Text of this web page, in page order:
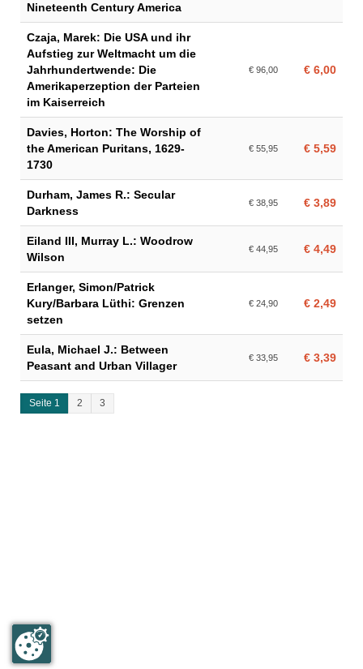
Nineteenth Century America
Czaja, Marek: Die USA und ihr
Aufstieg zur Weltmacht um die
Jahrhundertwende: Die
Amerikaperzeption der Parteien
im Kaiserreich
€ 96,00 € 6,00
Davies, Horton: The Worship of
the American Puritans, 1629-
1730
€ 55,95 € 5,59
Durham, James R.: Secular
Darkness
€ 38,95 € 3,89
Eiland III, Murray L.: Woodrow
Wilson
€ 44,95 € 4,49
Erlanger, Simon/Patrick
Kury/Barbara Lüthi: Grenzen
setzen
€ 24,90 € 2,49
Eula, Michael J.: Between
Peasant and Urban Villager
€ 33,95 € 3,39
Seite 1 2 3